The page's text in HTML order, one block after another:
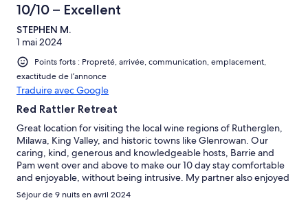
10/10 – Excellent
STEPHEN M.
1 mai 2024
Points forts : Propreté, arrivée, communication, emplacement,
exactitude de l’annonce
Traduire avec Google
Red Rattler Retreat
Great location for visiting the local wine regions of Rutherglen,
Milawa, King Valley, and historic towns like Glenrowan. Our
caring, kind, generous and knowledgeable hosts, Barrie and
Pam went over and above to make our 10 day stay comfortable
and enjoyable, without being intrusive. My partner also enjoyed
meeting the cows on the property.
Séjour de 9 nuits en avril 2024